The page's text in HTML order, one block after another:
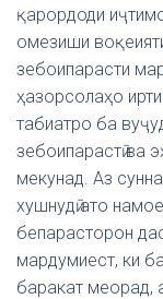
қарордоди
омезиши
зебоипарасти
ҳазорсолаҳо
табиатро ба
зебоипарастӣ ва
мекунад. Аз
хушнудӣ ато
бепарасторон
мардумиест, ки
баракат меорад,